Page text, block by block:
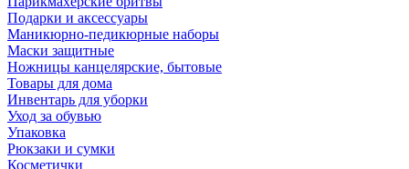
Подарки и аксессуары
Маникюрно-педикюрные наборы
Маски защитные
Ножницы канцелярские, бытовые
Товары для дома
Инвентарь для уборки
Уход за обувью
Упаковка
Рюкзаки и сумки
Косметички